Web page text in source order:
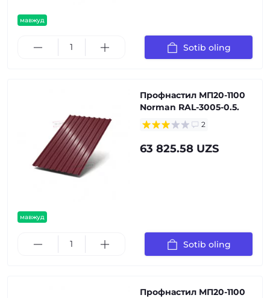
мавжуд
Sotib oling
мавжуд
Профнастил МП20-1100
Norman RAL-3005-0.5.
2
63 825.58 UZS
Sotib oling
Профнастил МП20-1100